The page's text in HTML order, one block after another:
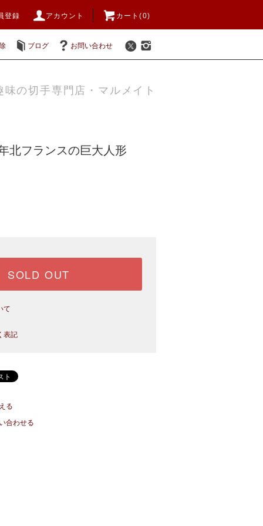
登録 アカウント カート(0)
ブログ お問い合わせ
味の切手専門店・マルメイト
北フランスの巨大人形
SOLD OUT
て
表記
る
合わせる